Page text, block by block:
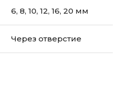
6, 8, 10, 12, 16, 20 мм
Через отверстие